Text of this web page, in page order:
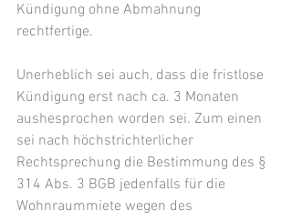
Kündigung ohne Abmahnung
rechtfertige.
Unerheblich sei auch, dass die fristlose
Kündigung erst nach ca. 3 Monaten
aushesprochen worden sei. Zum einen
sei nach höchstrichterlicher
Rechtsprechung die Bestimmung des §
314 Abs. 3 BGB jedenfalls für die
Wohnraummiete wegen des